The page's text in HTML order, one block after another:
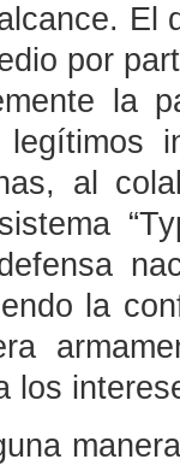
El
por
la
legítimos
al
la
los